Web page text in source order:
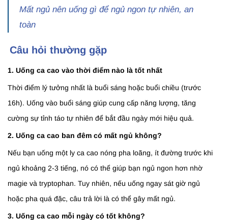
Mất ngủ nên uống gì để ngủ ngon tự nhiên, an
toàn
Câu hỏi thường gặp
1. Uống ca cao vào thời điểm nào là tốt nhất
Thời điểm lý tưởng nhất là buổi sáng hoặc buổi chiều (trước
16h). Uống vào buổi sáng giúp cung cấp năng lượng, tăng
cường sự tỉnh táo tự nhiên để bắt đầu ngày mới hiệu quả.
2. Uống ca cao ban đêm có mất ngủ không?
Nếu bạn uống một ly ca cao nóng pha loãng, ít đường trước khi
ngủ khoảng 2-3 tiếng, nó có thể giúp bạn ngủ ngon hơn nhờ
magie và tryptophan. Tuy nhiên, nếu uống ngay sát giờ ngủ
hoặc pha quá đặc, câu trả lời là có thể gây mất ngủ.
3. Uống ca cao mỗi ngày có tốt không?